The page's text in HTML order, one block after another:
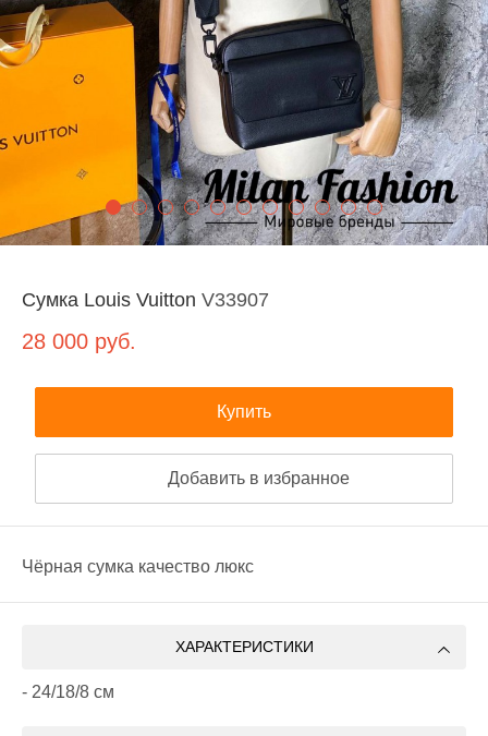
Сумка Louis Vuitton V33907
28 000 руб.
Купить
Добавить в избранное
Чёрная сумка качество люкс
ХАРАКТЕРИСТИКИ
- 24/18/8 см